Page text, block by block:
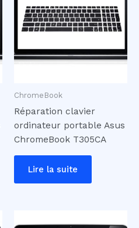
ChromeBook
Réparation clavier
ordinateur portable Asus
ChromeBook T305CA
Lire la suite